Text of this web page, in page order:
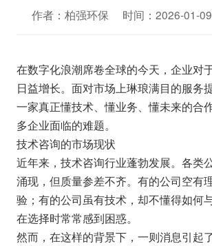
作者：柏强环保 时间：2026-01-
在数字化浪潮席卷全球的今天，企业对
日益增长。面对市场上琳琅满目的服务
一家真正懂技术、懂业务、懂未来的合
多企业面临的难题。
技术咨询的市场现状
近年来，技术咨询行业蓬勃发展。各类
涌现，但质量参差不齐。有的公司空有
验；有的公司虽有技术，却不懂得如何
在选择时常常感到困惑。
然而，在这样的背景下，一则消息引起